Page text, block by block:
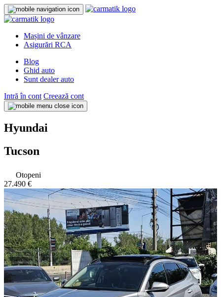
Mașini de vânzare
Asigurări RCA
Blog
Ghid auto
Sunt dealer auto
Intră în cont Creează cont
Hyundai
Tucson
Otopeni
27.490 €